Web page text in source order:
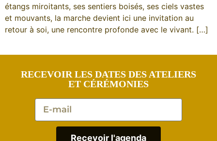
étangs miroitants, ses sentiers boisés, ses ciels vastes
et mouvants, la marche devient ici une invitation au
retour à soi, une rencontre profonde avec le vivant. […]
RECEVOIR LES DATES DES ATELIERS
ET CÉRÉMONIES
Recevoir l'agenda